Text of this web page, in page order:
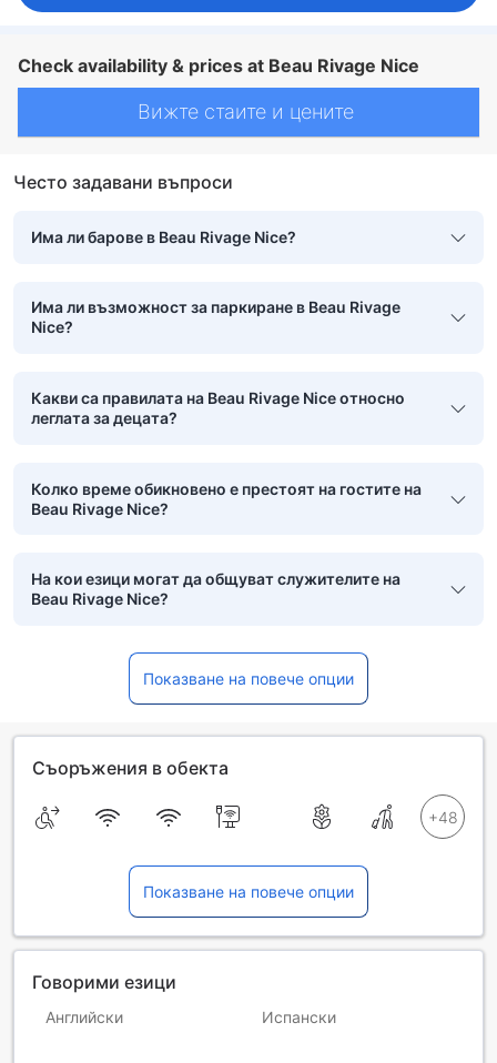
Check availability & prices at Beau Rivage Nice
Вижте стаите и цените
Често задавани въпроси
Има ли барове в Beau Rivage Nice?
Има ли възможност за паркиране в Beau Rivage
Nice?
Какви са правилата на Beau Rivage Nice относно
леглата за децата?
Колко време обикновено е престоят на гостите на
Beau Rivage Nice?
На кои езици могат да общуват служителите на
Beau Rivage Nice?
Показване на повече опции
Съоръжения в обекта
Показване на повече опции
Говорими езици
Английски Испански